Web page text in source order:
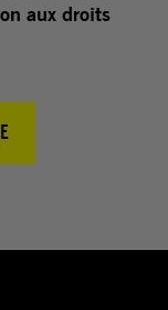
aux droits